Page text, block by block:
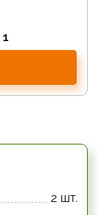
1
2 шт.